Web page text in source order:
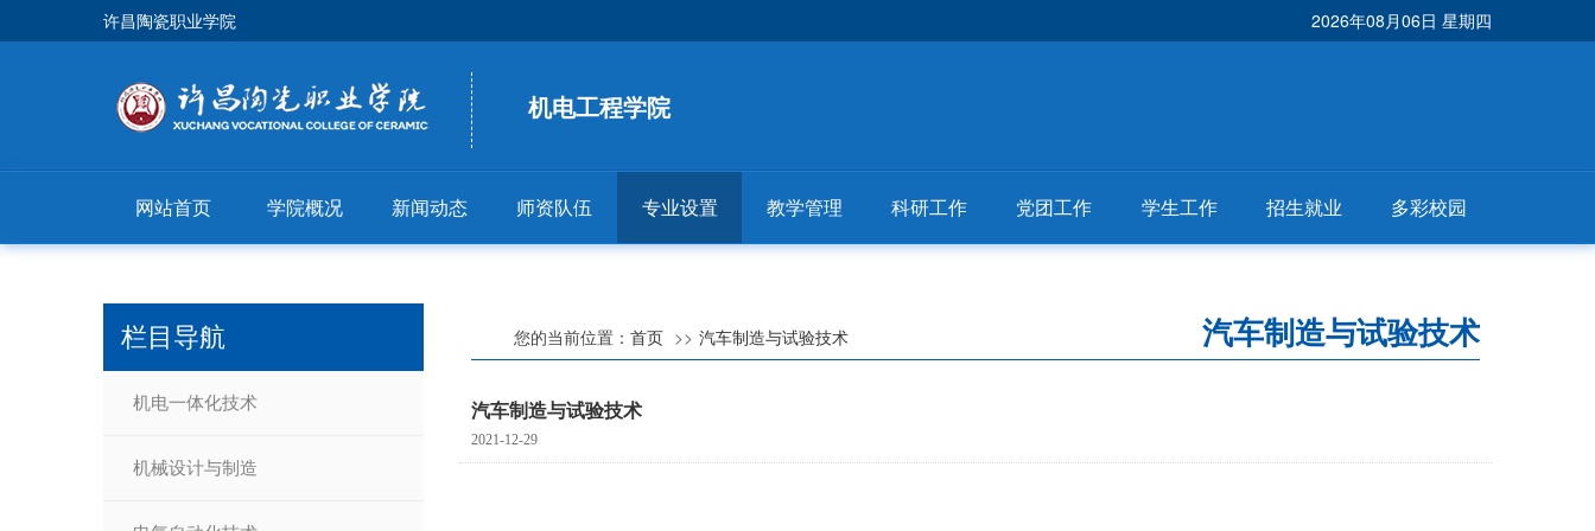
许昌陶瓷职业学院 2026年08月06日 星期四
机电工程学院
网站首页 学院概况 新闻动态 师资队伍 专业设置 教学管理 科研工作 党团工作 学生工作 招生就业 多彩校园
栏目导航
机电一体化技术
机械设计与制造
您的当前位置： 首页 汽车制造与试验技术 汽车制造与试验技术
汽车制造与试验技术
2021-12-29